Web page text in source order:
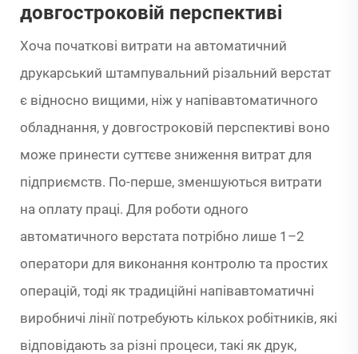
довгостроковій перспективі
Хоча початкові витрати на автоматичний
друкарський штампувальний різальний верстат
є відносно вищими, ніж у напівавтоматичного
обладнання, у довгостроковій перспективі воно
може принести суттєве зниження витрат для
підприємств. По-перше, зменшуються витрати
на оплату праці. Для роботи одного
автоматичного верстата потрібно лише 1–2
оператори для виконання контролю та простих
операцій, тоді як традиційні напівавтоматичні
виробничі лінії потребують кількох робітників, які
відповідають за різні процеси, такі як друк,